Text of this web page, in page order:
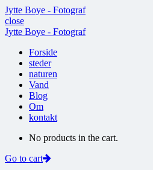
Jytte Boye - Fotograf
close
Jytte Boye - Fotograf
Forside
steder
naturen
Vand
Blog
Om
kontakt
No products in the cart.
Go to cart